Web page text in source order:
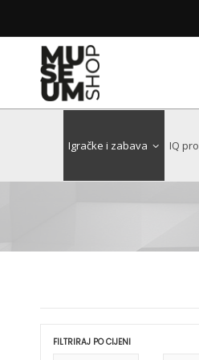
Igračke i zabava IQ
Art Nouveau
Egon Schiele
FILTRIRAJ PO CIJENI
Web trgovina trenutno
Dear customers
The web shop is currently
We will be back soon with